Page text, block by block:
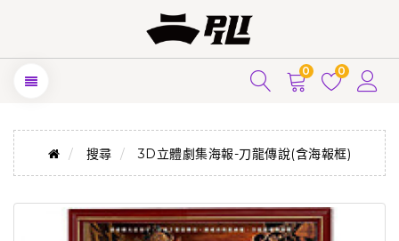
0 0
搜尋 3D立體劇集海報-刀龍傳說(含海報框)